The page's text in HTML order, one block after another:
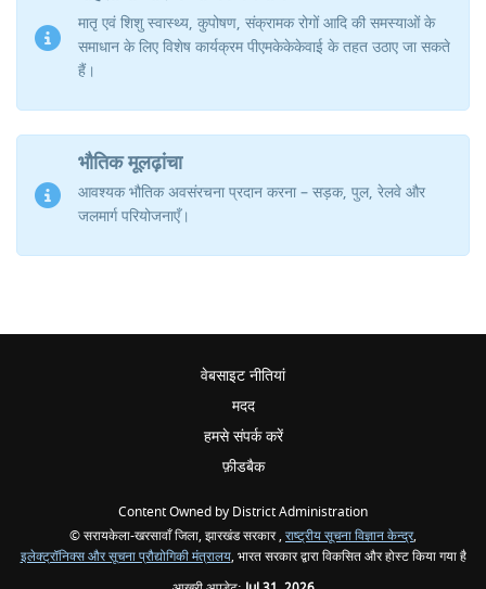
मातृ एवं शिशु स्वास्थ्य, कुपोषण, संक्रामक रोगों आदि की समस्याओं के
समाधान के लिए विशेष कार्यक्रम पीएमकेकेकेवाई के तहत उठाए जा सकते
हैं।
भौतिक मूलढ़ांचा
आवश्यक भौतिक अवसंरचना प्रदान करना – सड़क, पुल, रेलवे और
जलमार्ग परियोजनाएँ।
वेबसाइट नीतियां
मदद
हमसे संपर्क करें
फ़ीडबैक
Content Owned by District Administration
© सरायकेला-खरसावाँ जिला, झारखंड सरकार , राष्ट्रीय सूचना विज्ञान केन्द्र,
इलेक्ट्रॉनिक्स और सूचना प्रौद्योगिकी मंत्रालय, भारत सरकार द्वारा विकसित और होस्ट किया गया है